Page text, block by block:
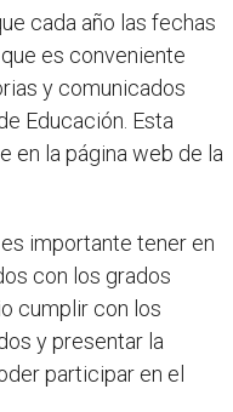
cada año las fechas
es conveniente
y comunicados
Educación. Esta
en la página web de la
importante tener en
con los grados
cumplir con los
y presentar la
participar en el